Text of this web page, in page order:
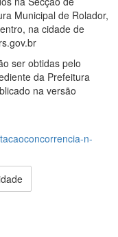
Municipal de Rolador,
na cidade de
ser obtidas pelo
da Prefeitura
na versão
n-